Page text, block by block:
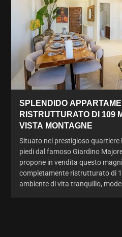
SPLENDIDO
RISTRUTTURATO DI 109
VISTA MONTAGNE
Situato nel prestigioso quartiere
piedi dal famoso Giardino
propone in vendita questo
completamente ristrutturato di
ambiente di vita tranquillo,